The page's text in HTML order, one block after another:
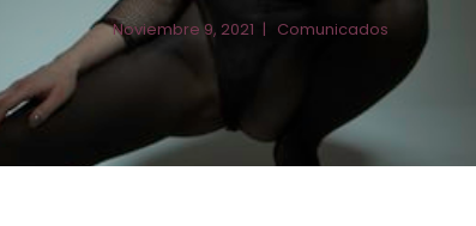
Noviembre 9, 2021 Comunicados